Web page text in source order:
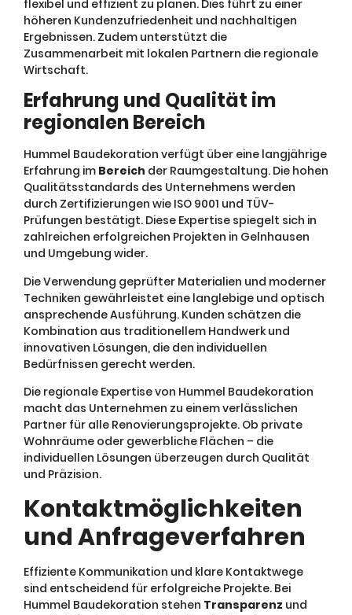
flexibel und effizient zu planen. Dies führt zu einer
höheren Kundenzufriedenheit und nachhaltigen
Ergebnissen. Zudem unterstützt die
Zusammenarbeit mit lokalen Partnern die regionale
Wirtschaft.
Erfahrung und Qualität im
regionalen Bereich
Hummel Baudekoration verfügt über eine langjährige
Erfahrung im Bereich der Raumgestaltung. Die hohen
Qualitätsstandards des Unternehmens werden
durch Zertifizierungen wie ISO 9001 und TÜV-
Prüfungen bestätigt. Diese Expertise spiegelt sich in
zahlreichen erfolgreichen Projekten in Gelnhausen
und Umgebung wider.
Die Verwendung geprüfter Materialien und moderner
Techniken gewährleistet eine langlebige und optisch
ansprechende Ausführung. Kunden schätzen die
Kombination aus traditionellem Handwerk und
innovativen Lösungen, die den individuellen
Bedürfnissen gerecht werden.
Die regionale Expertise von Hummel Baudekoration
macht das Unternehmen zu einem verlässlichen
Partner für alle Renovierungsprojekte. Ob private
Wohnräume oder gewerbliche Flächen – die
individuellen Lösungen überzeugen durch Qualität
und Präzision.
Kontaktmöglichkeiten
und Anfrageverfahren
Effiziente Kommunikation und klare Kontaktwege
sind entscheidend für erfolgreiche Projekte. Bei
Hummel Baudekoration stehen Transparenz und